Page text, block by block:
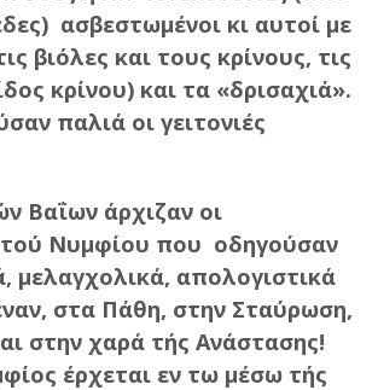
ασβεστωμένοι κι αυτοί με
βιόλες και τους κρίνους, τις
κρίνου) και τα «δρισαχιά».
παλιά οι γειτονιές
Βαΐων άρχιζαν οι
τού Νυμφίου που οδηγούσαν
μελαγχολικά, απολογιστικά
στα Πάθη, στην Σταύρωση,
στην χαρά τής Ανάστασης!
έρχεται εν τω μέσω τής